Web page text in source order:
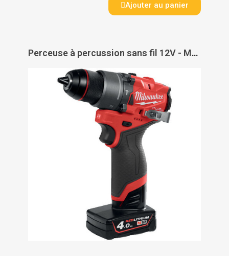
Ajouter au panier
Perceuse à percussion sans fil 12V - M12 FPD2-402X - MILWAUKEE